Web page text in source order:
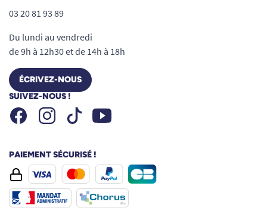
03 20 81 93 89
Du lundi au vendredi
de 9h à 12h30 et de 14h à 18h
ÉCRIVEZ-NOUS
SUIVEZ-NOUS !
FacebookInstagramTiktok Youtube
PAIEMENT SÉCURISÉ !